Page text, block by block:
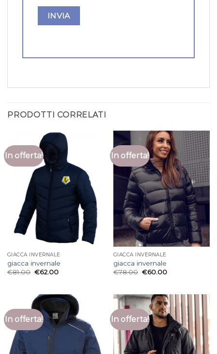
PRODOTTI CORRELATI
In offerta!
GIACCA INVERNALE
giacca invernale
€81.00 €62.00
In offerta!
GIACCA INVERNALE
giacca invernale
€78.00 €60.00
In offerta! In offerta!